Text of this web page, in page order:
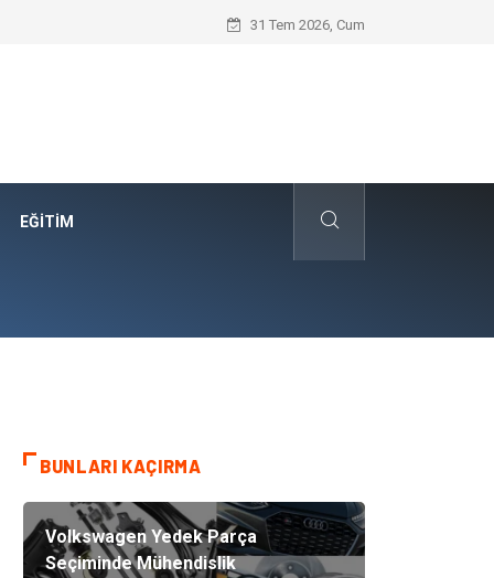
Dalaman Ölüdeniz Transfer: Seyahat
31 Tem 2026, Cum
EĞITIM
BUNLARI KAÇIRMA
Volkswagen Yedek Parça
Seçiminde Mühendislik